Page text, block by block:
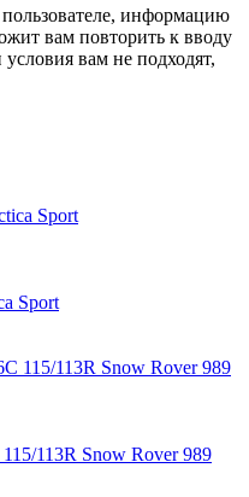
информацию
вам повторить к вводу
вам не подходят,
Sport
113R Snow Rover 989